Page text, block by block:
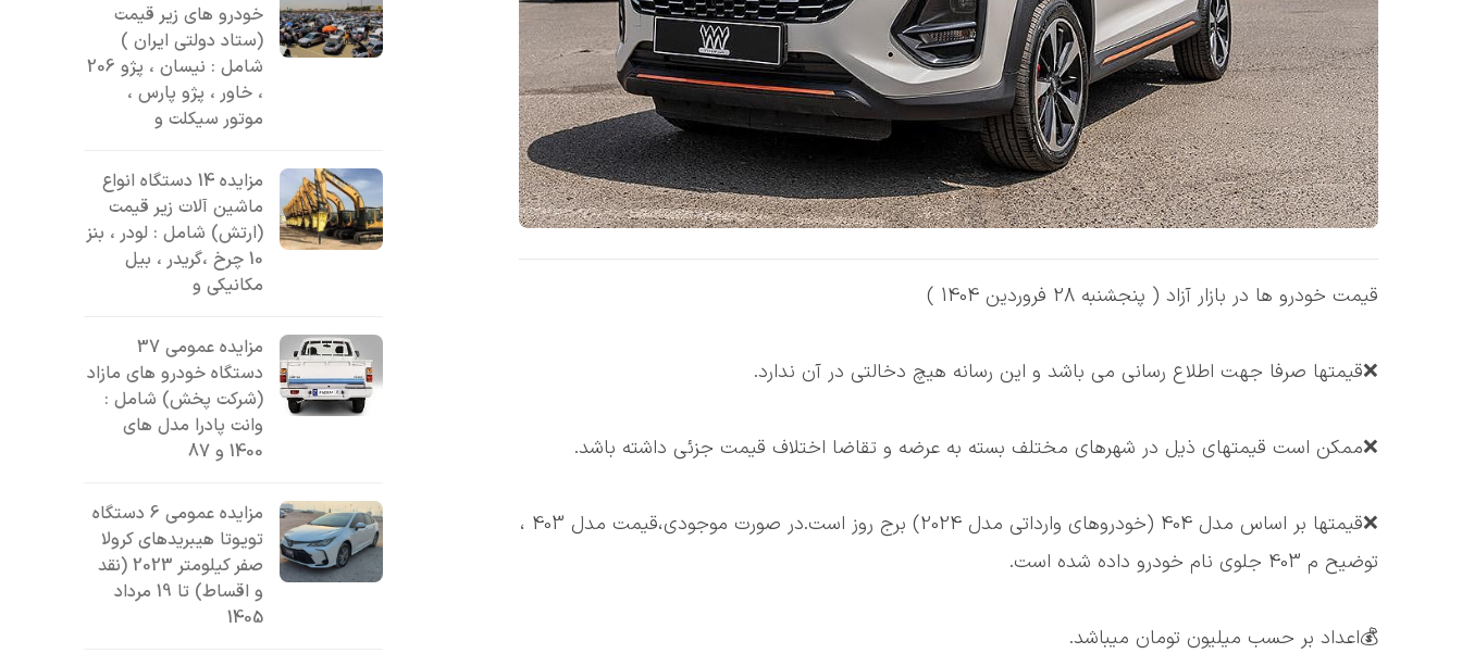
قیمت خودرو ها در بازار آزاد ( پنجشنبه 28 فروردین 1404 )
❌قیمتها صرفا جهت اطلاع رسانی می باشد و این رسانه هیچ دخالتی در آن ندارد.
❌ممکن است قيمتهای ذیل در شهرهای مختلف بسته به عرضه و تقاضا اختلاف قیمت جزئی داشته باشد.
❌قیمتها بر اساس مدل 404 (خودروهای وارداتی مدل 2024) برج روز است.در صورت موجودی،قیمت مدل 403 ،
توضیح م 403 جلوی نام خودرو داده شده است.
💰اعداد بر حسب میلیون تومان میباشد.
خودرو های زیر قیمت
(ستاد دولتی ایران )
شامل : نیسان ، پژو 206
، خاور ، پژو پارس ،
موتور سیکلت و
مزایده 14 دستگاه انواع
ماشین آلات زیر قیمت
(ارتش) شامل : لودر ، بنز
10 چرخ ،گریدر ، بیل
مکانیکی و
مزایده عمومی 37
دستگاه خودرو های مازاد
(شرکت پخش) شامل :
وانت پادرا مدل های
1400 و 87
مزایده عمومی 6 دستگاه
تویوتا هیبریدهای کرولا
صفر کیلومتر 2023 (نقد
و اقساط) تا 19 مرداد
1405